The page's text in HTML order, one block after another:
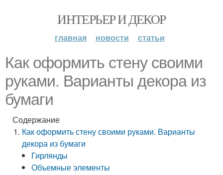
ИНТЕРЬЕР И ДЕКОР
главная новости статьи
Как оформить стену своими
руками. Варианты декора из
бумаги
Содержание
Как оформить стену своими руками. Варианты
декора из бумаги
Гирлянды
Объемные элементы